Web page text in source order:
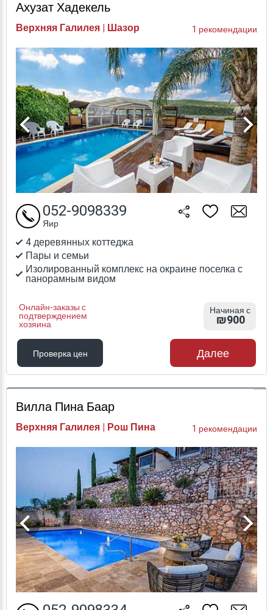
Ахузат Хадекель
Верхняя Галилея | Шазор 1 рекомендации
4 деревянных коттеджа
Пары и семьи
Изолированный комплекс на окраине поселка с
панорамным видом
Онлайн-заказы с
подтверждением
хозяина
052-9098339
Яир
Начиная с
₪900
Проверка цен
Проверка цен
Далее
Вилла Пина Баар
Верхняя Галилея | Рош Пина 1 рекомендации